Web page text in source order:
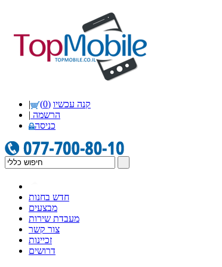
| קנה עכשיו (0)
| הרשמה
כניסה
חדש בחנות
מבצעים
מעבדת שירות
צור קשר
זכיינות
דרושים